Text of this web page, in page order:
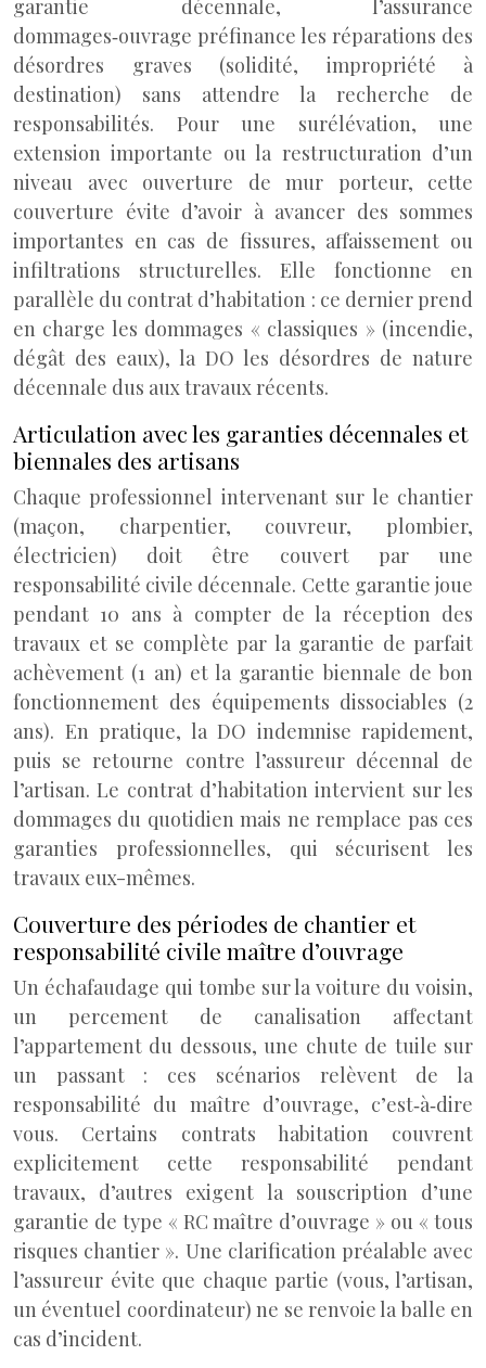
garantie décennale, l’assurance
dommages‑ouvrage préfinance les réparations des
désordres graves (solidité, impropriété à
destination) sans attendre la recherche de
responsabilités. Pour une surélévation, une
extension importante ou la restructuration d’un
niveau avec ouverture de mur porteur, cette
couverture évite d’avoir à avancer des sommes
importantes en cas de fissures, affaissement ou
infiltrations structurelles. Elle fonctionne en
parallèle du contrat d’habitation : ce dernier prend
en charge les dommages « classiques » (incendie,
dégât des eaux), la DO les désordres de nature
décennale dus aux travaux récents.
Articulation avec les garanties décennales et
biennales des artisans
Chaque professionnel intervenant sur le chantier
(maçon, charpentier, couvreur, plombier,
électricien) doit être couvert par une
responsabilité civile décennale. Cette garantie joue
pendant 10 ans à compter de la réception des
travaux et se complète par la garantie de parfait
achèvement (1 an) et la garantie biennale de bon
fonctionnement des équipements dissociables (2
ans). En pratique, la DO indemnise rapidement,
puis se retourne contre l’assureur décennal de
l’artisan. Le contrat d’habitation intervient sur les
dommages du quotidien mais ne remplace pas ces
garanties professionnelles, qui sécurisent les
travaux eux-mêmes.
Couverture des périodes de chantier et
responsabilité civile maître d’ouvrage
Un échafaudage qui tombe sur la voiture du voisin,
un percement de canalisation affectant
l’appartement du dessous, une chute de tuile sur
un passant : ces scénarios relèvent de la
responsabilité du maître d’ouvrage, c’est‑à‑dire
vous. Certains contrats habitation couvrent
explicitement cette responsabilité pendant
travaux, d’autres exigent la souscription d’une
garantie de type « RC maître d’ouvrage » ou « tous
risques chantier ». Une clarification préalable avec
l’assureur évite que chaque partie (vous, l’artisan,
un éventuel coordinateur) ne se renvoie la balle en
cas d’incident.